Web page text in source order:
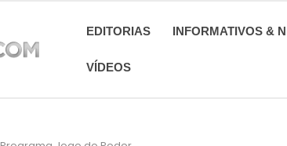
EDITORIAS INFORMATIVOS &
VÍDEOS